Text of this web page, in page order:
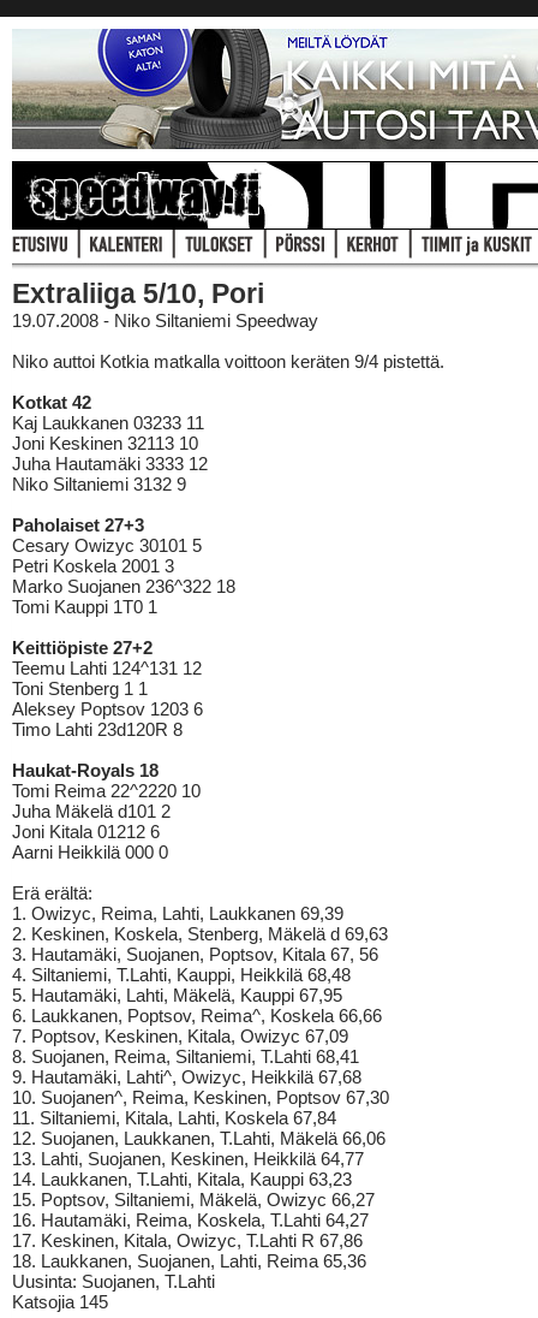
Extraliiga 5/10, Pori
19.07.2008 - Niko Siltaniemi Speedway
Niko auttoi Kotkia matkalla voittoon keräten 9/4 pistettä.
Kotkat 42
Kaj Laukkanen 03233 11
Joni Keskinen 32113 10
Juha Hautamäki 3333 12
Niko Siltaniemi 3132 9
Paholaiset 27+3
Cesary Owizyc 30101 5
Petri Koskela 2001 3
Marko Suojanen 236^322 18
Tomi Kauppi 1T0 1
Keittiöpiste 27+2
Teemu Lahti 124^131 12
Toni Stenberg 1 1
Aleksey Poptsov 1203 6
Timo Lahti 23d120R 8
Haukat-Royals 18
Tomi Reima 22^2220 10
Juha Mäkelä d101 2
Joni Kitala 01212 6
Aarni Heikkilä 000 0
Erä erältä:
1. Owizyc, Reima, Lahti, Laukkanen 69,39
2. Keskinen, Koskela, Stenberg, Mäkelä d 69,63
3. Hautamäki, Suojanen, Poptsov, Kitala 67, 56
4. Siltaniemi, T.Lahti, Kauppi, Heikkilä 68,48
5. Hautamäki, Lahti, Mäkelä, Kauppi 67,95
6. Laukkanen, Poptsov, Reima^, Koskela 66,66
7. Poptsov, Keskinen, Kitala, Owizyc 67,09
8. Suojanen, Reima, Siltaniemi, T.Lahti 68,41
9. Hautamäki, Lahti^, Owizyc, Heikkilä 67,68
10. Suojanen^, Reima, Keskinen, Poptsov 67,30
11. Siltaniemi, Kitala, Lahti, Koskela 67,84
12. Suojanen, Laukkanen, T.Lahti, Mäkelä 66,06
13. Lahti, Suojanen, Keskinen, Heikkilä 64,77
14. Laukkanen, T.Lahti, Kitala, Kauppi 63,23
15. Poptsov, Siltaniemi, Mäkelä, Owizyc 66,27
16. Hautamäki, Reima, Koskela, T.Lahti 64,27
17. Keskinen, Kitala, Owizyc, T.Lahti R 67,86
18. Laukkanen, Suojanen, Lahti, Reima 65,36
Uusinta: Suojanen, T.Lahti
Katsojia 145